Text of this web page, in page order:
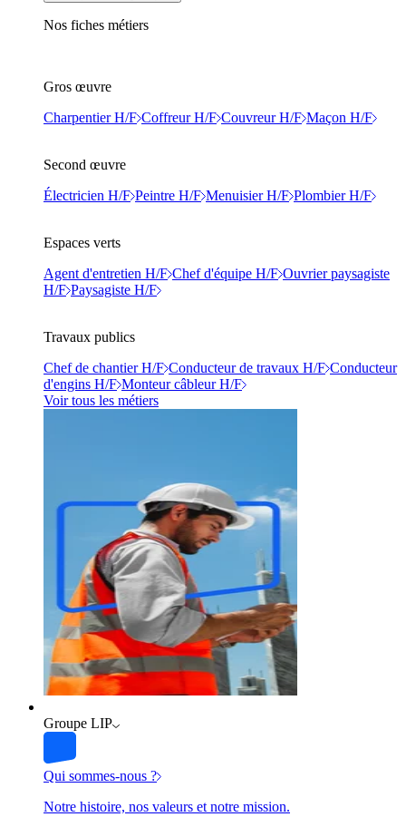
Nos fiches métiers
Gros œuvre
Charpentier H/F Coffreur H/F Couvreur H/F Maçon H/F
Second œuvre
Électricien H/F Peintre H/F Menuisier H/F Plombier H/F
Espaces verts
Agent d'entretien H/F Chef d'équipe H/F Ouvrier paysagiste
H/F Paysagiste H/F
Travaux publics
Chef de chantier H/F Conducteur de travaux H/F Conducteur
d'engins H/F Monteur câbleur H/F
Voir tous les métiers
Groupe LIP
Qui sommes-nous ?
Notre histoire, nos valeurs et notre mission.